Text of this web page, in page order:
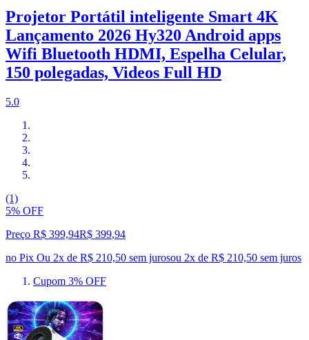
Projetor Portátil inteligente Smart 4K
Lançamento 2026 Hy320 Android apps
Wifi Bluetooth HDMI, Espelha Celular,
150 polegadas, Videos Full HD
5.0
(1)
5% OFF
Preço R$ 399,94R$ 399,94
no Pix Ou 2x de R$ 210,50 sem jurosou 2x de R$ 210,50 sem juros
Cupom 3% OFF